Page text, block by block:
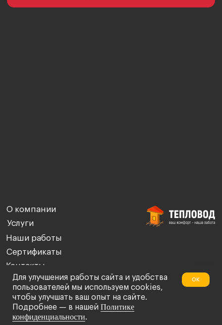
Для улучшения работы сайта и удобства
пользователей мы используем cookies,
чтобы улучшать ваш опыт на сайте.
Подробнее — в нашей Политике
конфиденциальности.
ок